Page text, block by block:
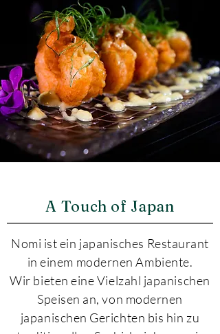
A Touch of Japan
Nomi ist ein japanisches Restaurant
in einem modernen Ambiente.
Wir bieten eine Vielzahl japanischen
Speisen an, von modernen
japanischen Gerichten bis hin zu